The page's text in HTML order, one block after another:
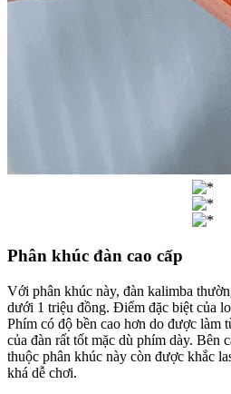
Phân khúc đàn cao cấp
Với phân khúc này, đàn kalimba
dưới 1 triệu đồng. Điểm đặc biệt của
Phím có độ bền cao hơn do được làm
của đàn rất tốt mặc dù phím dày. Bên
thuộc phân khúc này còn được khắc
khá dễ chơi.